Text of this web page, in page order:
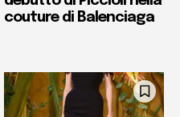
couture di Balenciaga